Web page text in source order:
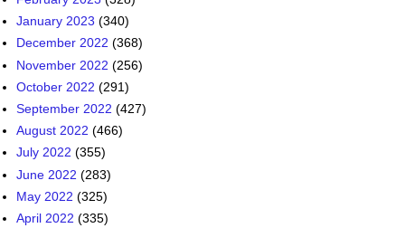
January 2023 (340)
December 2022 (368)
November 2022 (256)
October 2022 (291)
September 2022 (427)
August 2022 (466)
July 2022 (355)
June 2022 (283)
May 2022 (325)
April 2022 (335)